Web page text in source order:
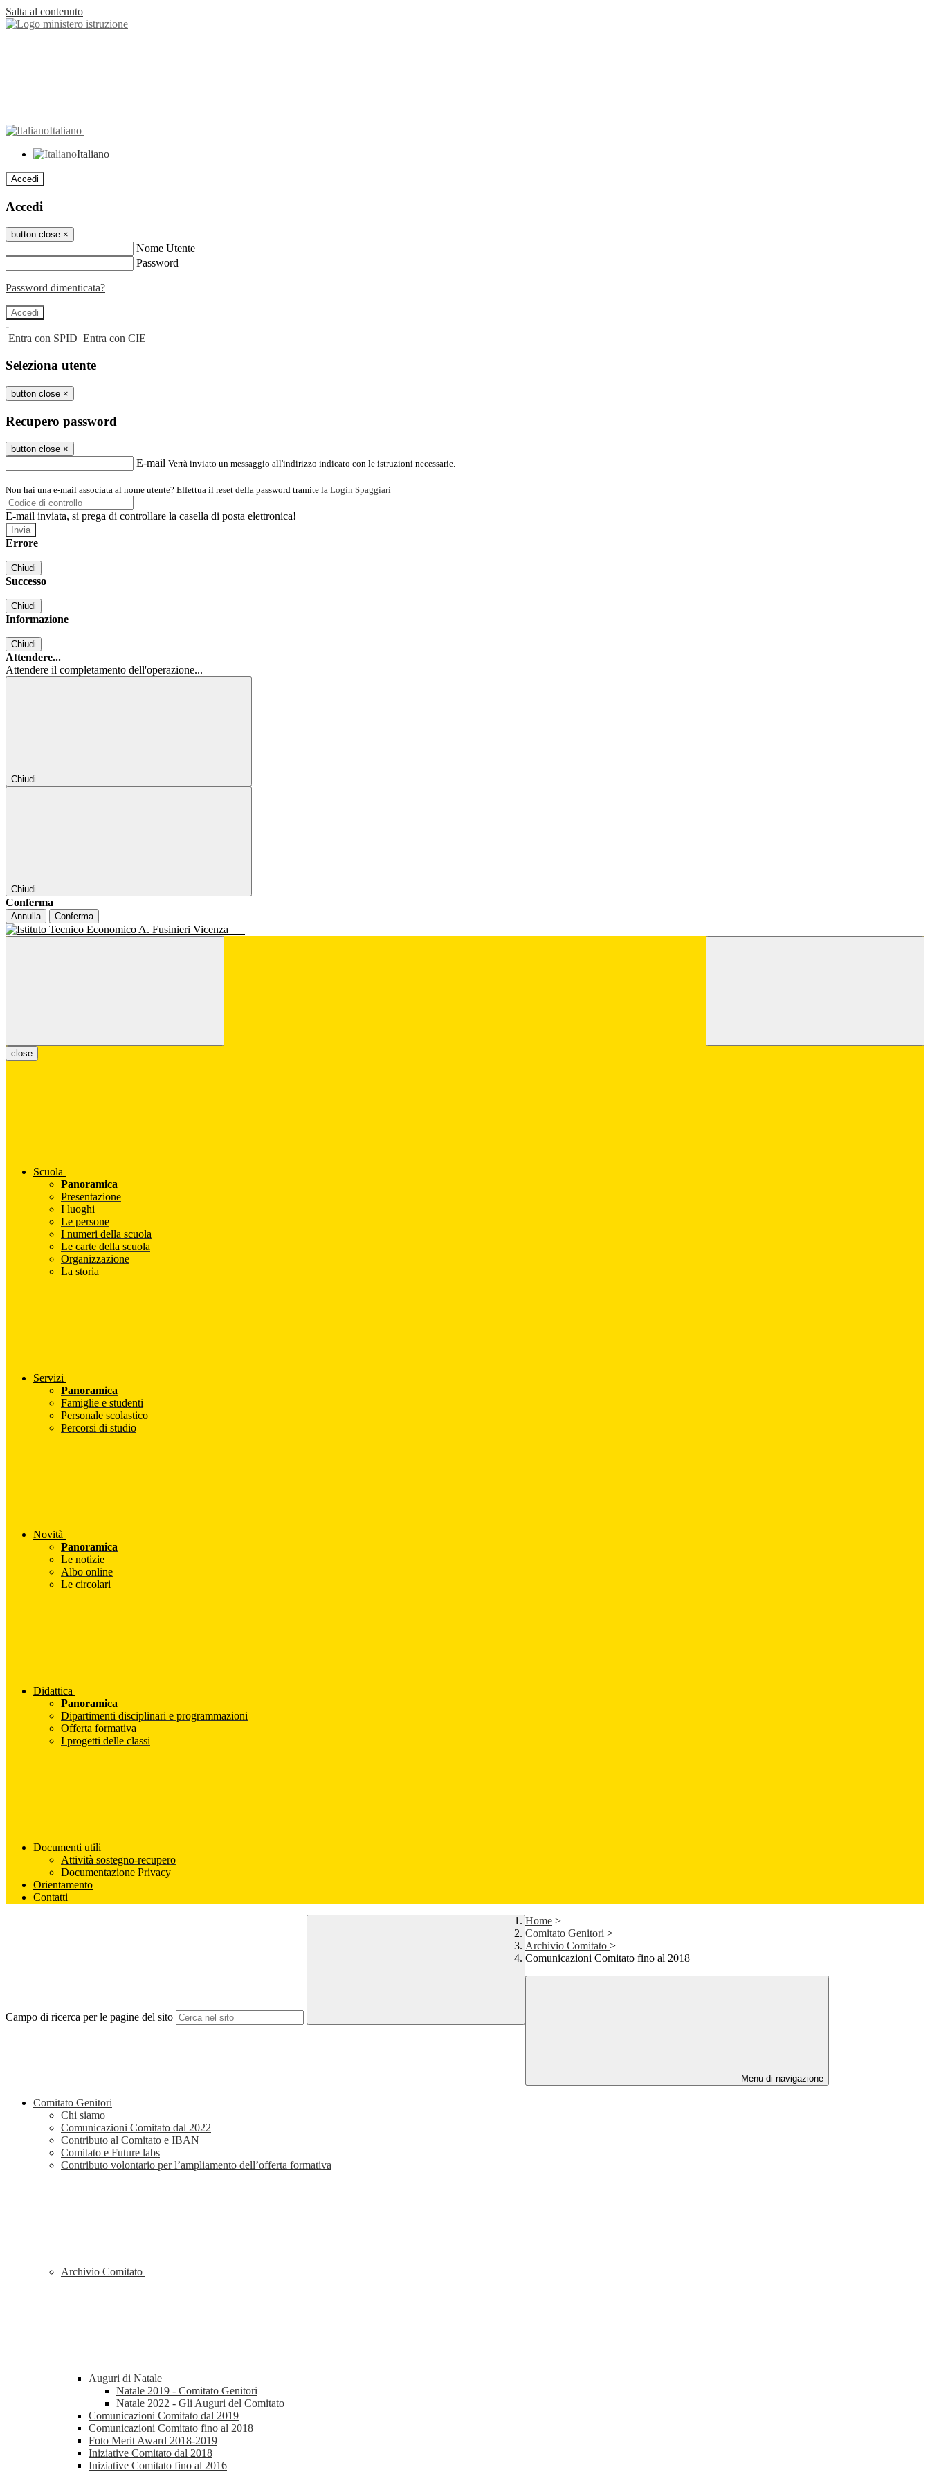
Salta al contenuto
Italiano
Italiano
Accedi
Accedi
button close ×
Nome Utente
Password
Password dimenticata?
-
Entra con SPID Entra con CIE
Seleziona utente
button close ×
Recupero password
button close ×
E-mail Verrà inviato un messaggio all'indirizzo indicato con le istruzioni necessarie.
Non hai una e-mail associata al nome utente? Effettua il reset della password tramite la Login Spaggiari
E-mail inviata, si prega di controllare la casella di posta elettronica!
Errore
Chiudi
Successo
Chiudi
Informazione
Chiudi
Attendere...
Attendere il completamento dell'operazione...
Chiudi
Chiudi
Conferma
Annulla Conferma
close
Scuola
Panoramica
Presentazione
I luoghi
Le persone
I numeri della scuola
Le carte della scuola
Organizzazione
La storia
Servizi
Panoramica
Famiglie e studenti
Personale scolastico
Percorsi di studio
Novità
Panoramica
Le notizie
Albo online
Le circolari
Didattica
Panoramica
Dipartimenti disciplinari e programmazioni
Offerta formativa
I progetti delle classi
Documenti utili
Attività sostegno-recupero
Documentazione Privacy
Orientamento
Contatti
Campo di ricerca per le pagine del sito
Home >
Comitato Genitori >
Archivio Comitato >
Comunicazioni Comitato fino al 2018
Menu di navigazione
Comitato Genitori
Chi siamo
Comunicazioni Comitato dal 2022
Contributo al Comitato e IBAN
Comitato e Future labs
Contributo volontario per l’ampliamento dell’offerta formativa
Archivio Comitato
Auguri di Natale
Natale 2019 - Comitato Genitori
Natale 2022 - Gli Auguri del Comitato
Comunicazioni Comitato dal 2019
Comunicazioni Comitato fino al 2018
Foto Merit Award 2018-2019
Iniziative Comitato dal 2018
Iniziative Comitato fino al 2016